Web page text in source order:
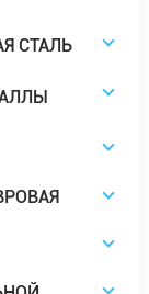
СТАЛЬ